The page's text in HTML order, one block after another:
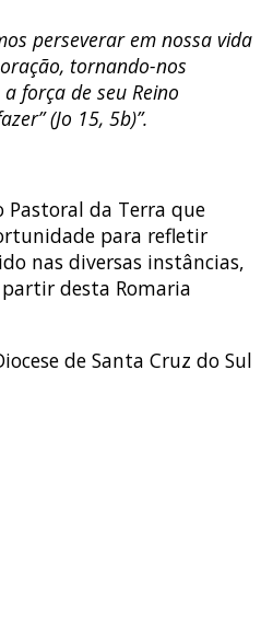
perseverar em nossa vida
tornando-nos
força de seu Reino
(Jo 15, 5b)”.
Pastoral da Terra que
para refletir
nas diversas instâncias,
partir desta Romaria
de Santa Cruz do Sul